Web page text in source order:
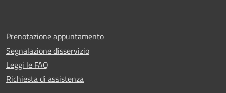
Prenotazione appuntamento
Segnalazione disservizio
Leggi le FAQ
Richiesta di assistenza